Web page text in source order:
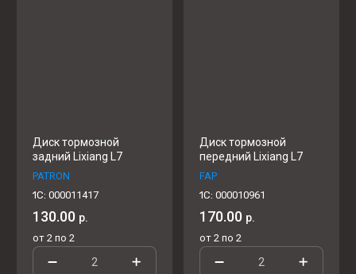
Диск тормозной
задний Lixiang L7
PATRON
1C: 000011417
130.00 р.
от 2 по 2
Диск тормозной
передний Lixiang L7
FAP
1C: 000010961
170.00 р.
от 2 по 2